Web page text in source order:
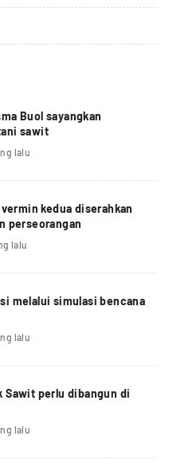
Buol sayangkan
sawit
lalu
kedua diserahkan
perseorangan
lalu
melalui simulasi bencana
lalu
Sawit perlu dibangun di
lalu